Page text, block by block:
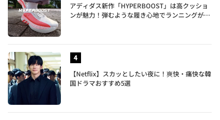
アディダス新作「HYPERBOOST」は高クッショ
ンが魅力！弾むような履き心地でランニングがも
【Netflix】スカッとしたい夜に！爽快・痛快な韓
国ドラマおすすめ5選